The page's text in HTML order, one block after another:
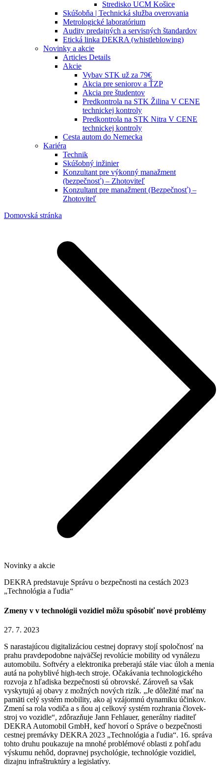
Stredisko UCM Košice
Skúšobňa | Technická služba overovania
Metrologické laboratórium
Audity predajných a servisných štandardov
Etická linka DEKRA (whistleblowing)
Novinky a akcie
Articles Details
Akcie
Vybav STK už za 79€
Akcia pre seniorov a ŤZP
Akcia pre študentov
Predkontrola na STK Žilina V CENE
technickej kontroly
Predkontrola na STK Nitra V CENE
technickej kontroly
Cesta autom do Nemecka
Kariéra
Technik
Skúšobný inžinier
Konzultant pre výkonný manažment
(bezpečnosť) – Zhotoviteľ
Konzultant pre manažment (Bezpečnosť) –
Zhotoviteľ
Domovská stránka
Novinky a akcie
DEKRA predstavuje Správu o bezpečnosti na cestách 2023
„Technológia a ľudia“
Zmeny v v technológii vozidiel môžu spôsobiť nové problémy
27. 7. 2023
S narastajúcou digitalizáciou cestnej dopravy stojí spoločnosť na
prahu pravdepodobne najväčšej revolúcie mobility od vynálezu
automobilu. Softvéry a elektronika preberajú stále viac úloh a menia
autá na pohyblivé high-tech stroje. Očakávania technologického
rozvoja z hľadiska bezpečnosti sú obrovské. Zároveň sa však
vyskytujú aj obavy z možných nových rizík. „Je dôležité mať na
pamäti celý systém mobility, ako aj vzájomnú dynamiku účinkov.
Zmení sa rola vodiča a s ňou aj celkový systém rozhrania človek-
stroj vo vozidle“, zdôrazňuje Jann Fehlauer, generálny riaditeľ
DEKRA Automobil GmbH, keď hovorí o Správe o bezpečnosti
cestnej premávky DEKRA 2023 „Technológia a ľudia“. 16. správa
tohto druhu poukazuje na mnohé problémové oblasti z pohľadu
výskumu nehôd, dopravnej psychológie, technológie vozidiel,
dizajnu infraštruktúry a legislatívy.